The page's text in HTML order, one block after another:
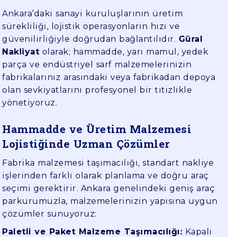
Ankara’daki sanayi kuruluşlarının üretim
sürekliliği, lojistik operasyonların hızı ve
güvenilirliğiyle doğrudan bağlantılıdır. Güral
Nakliyat olarak; hammadde, yarı mamul, yedek
parça ve endüstriyel sarf malzemelerinizin
fabrikalarınız arasındaki veya fabrikadan depoya
olan sevkiyatlarını profesyonel bir titizlikle
yönetiyoruz.
Hammadde ve Üretim Malzemesi
Lojistiğinde Uzman Çözümler
Fabrika malzemesi taşımacılığı, standart nakliye
işlerinden farklı olarak planlama ve doğru araç
seçimi gerektirir. Ankara genelindeki geniş araç
parkurumuzla, malzemelerinizin yapısına uygun
çözümler sunuyoruz:
Paletli ve Paket Malzeme Taşımacılığı: Kapalı